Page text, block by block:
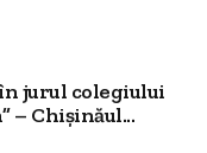
jurul colegiului
– Chișinăul...